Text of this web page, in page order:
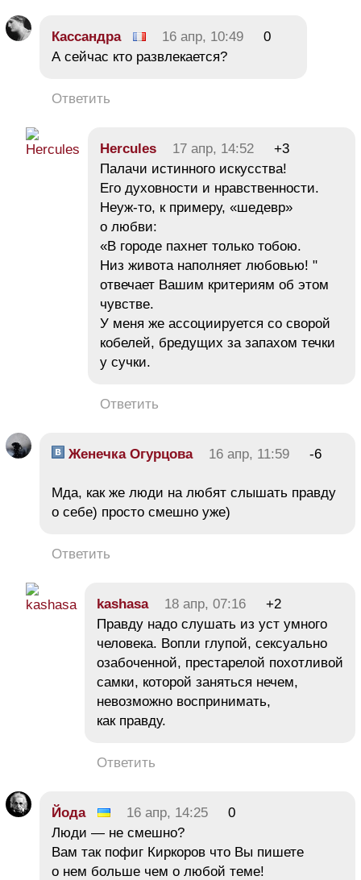
Кассандра 16 апр, 10:49
0
А сейчас кто развлекается?
Ответить
Hercules 17 апр, 14:52
+3
Палачи истинного искусства!
Его духовности и нравственности.
Неуж-то, к примеру, «шедевр»
о любви:
«В городе пахнет только тобою.
Низ живота наполняет любовью! "
отвечает Вашим критериям об этом
чувстве.
У меня же ассоциируется со сворой
кобелей, бредущих за запахом течки
у сучки.
Ответить
Женечка Огурцова 16 апр, 11:59 -6
Мда, как же люди на любят слышать правду
о себе) просто смешно уже)
Ответить
kashasa 18 апр, 07:16
+2
Правду надо слушать из уст умного
человека. Вопли глупой, сексуально
озабоченной, престарелой похотливой
самки, которой заняться нечем,
невозможно воспринимать,
как правду.
Ответить
Йода 16 апр, 14:25
0
Люди — не смешно?
Вам так пофиг Киркоров что Вы пишете
о нем больше чем о любой теме!